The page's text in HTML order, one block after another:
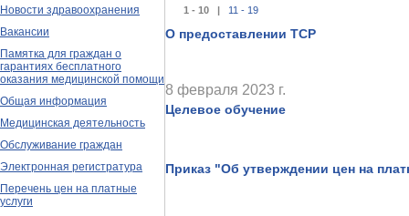
Новости здравоохранения
Вакансии
Памятка для граждан о
гарантиях бесплатного
оказания медицинской помощи
Общая информация
Медицинская деятельность
Обслуживание граждан
Электронная регистратура
Перечень цен на платные
услуги
1 - 10 | 11 - 19
О предоставлении ТСР
8 февраля 2023 г.
Целевое обучение
Приказ "Об утверждении цен на